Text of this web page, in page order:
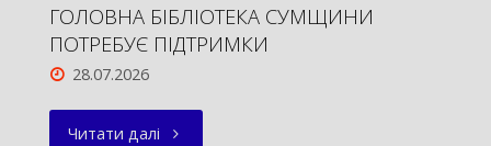
ГОЛОВНА БІБЛІОТЕКА СУМЩИНИ
ПОТРЕБУЄ ПІДТРИМКИ
28.07.2026
Читати далі "ГОЛОВНА